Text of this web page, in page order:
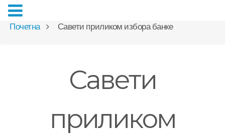
Почетна Савети приликом избора банке
Савети
приликом